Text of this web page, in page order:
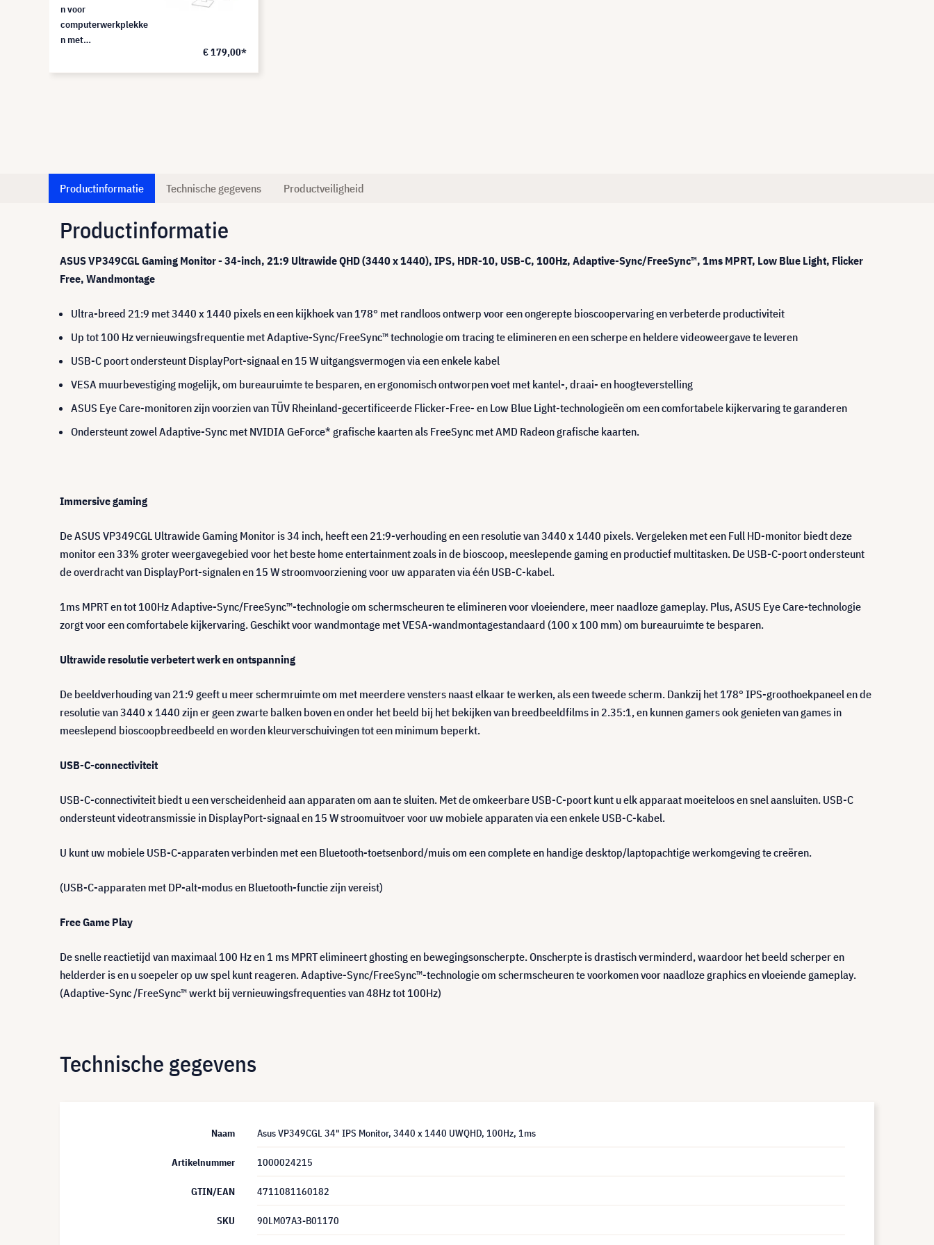
n voor
computerwerkplekke
n met
PF340W2B
€ 179,00*
Productinformatie Technische gegevens Productveiligheid
Productinformatie
ASUS VP349CGL Gaming Monitor - 34-inch, 21:9 Ultrawide QHD (3440 x 1440), IPS, HDR-10, USB-C, 100Hz, Adaptive-Sync/FreeSync™, 1ms MPRT, Low Blue Light, Flicker
Free, Wandmontage
Ultra-breed 21:9 met 3440 x 1440 pixels en een kijkhoek van 178° met randloos ontwerp voor een ongerepte bioscoopervaring en verbeterde productiviteit
Up tot 100 Hz vernieuwingsfrequentie met Adaptive-Sync/FreeSync™ technologie om tracing te elimineren en een scherpe en heldere videoweergave te leveren
USB-C poort ondersteunt DisplayPort-signaal en 15 W uitgangsvermogen via een enkele kabel
VESA muurbevestiging mogelijk, om bureauruimte te besparen, en ergonomisch ontworpen voet met kantel-, draai- en hoogteverstelling
ASUS Eye Care-monitoren zijn voorzien van TÜV Rheinland-gecertificeerde Flicker-Free- en Low Blue Light-technologieën om een comfortabele kijkervaring te garanderen
Ondersteunt zowel Adaptive-Sync met NVIDIA GeForce* grafische kaarten als FreeSync met AMD Radeon grafische kaarten.
Immersive gaming
De ASUS VP349CGL Ultrawide Gaming Monitor is 34 inch, heeft een 21:9-verhouding en een resolutie van 3440 x 1440 pixels. Vergeleken met een Full HD-monitor biedt deze
monitor een 33% groter weergavegebied voor het beste home entertainment zoals in de bioscoop, meeslepende gaming en productief multitasken. De USB-C-poort ondersteunt
de overdracht van DisplayPort-signalen en 15 W stroomvoorziening voor uw apparaten via één USB-C-kabel.
1ms MPRT en tot 100Hz Adaptive-Sync/FreeSync™-technologie om schermscheuren te elimineren voor vloeiendere, meer naadloze gameplay. Plus, ASUS Eye Care-technologie
zorgt voor een comfortabele kijkervaring. Geschikt voor wandmontage met VESA-wandmontagestandaard (100 x 100 mm) om bureauruimte te besparen.
Ultrawide resolutie verbetert werk en ontspanning
De beeldverhouding van 21:9 geeft u meer schermruimte om met meerdere vensters naast elkaar te werken, als een tweede scherm. Dankzij het 178° IPS-groothoekpaneel en de
resolutie van 3440 x 1440 zijn er geen zwarte balken boven en onder het beeld bij het bekijken van breedbeeldfilms in 2.35:1, en kunnen gamers ook genieten van games in
meeslepend bioscoopbreedbeeld en worden kleurverschuivingen tot een minimum beperkt.
USB-C-connectiviteit
USB-C-connectiviteit biedt u een verscheidenheid aan apparaten om aan te sluiten. Met de omkeerbare USB-C-poort kunt u elk apparaat moeiteloos en snel aansluiten. USB-C
ondersteunt videotransmissie in DisplayPort-signaal en 15 W stroomuitvoer voor uw mobiele apparaten via een enkele USB-C-kabel.
U kunt uw mobiele USB-C-apparaten verbinden met een Bluetooth-toetsenbord/muis om een complete en handige desktop/laptopachtige werkomgeving te creëren.
(USB-C-apparaten met DP-alt-modus en Bluetooth-functie zijn vereist)
Free Game Play
De snelle reactietijd van maximaal 100 Hz en 1 ms MPRT elimineert ghosting en bewegingsonscherpte. Onscherpte is drastisch verminderd, waardoor het beeld scherper en
helderder is en u soepeler op uw spel kunt reageren. Adaptive-Sync/FreeSync™-technologie om schermscheuren te voorkomen voor naadloze graphics en vloeiende gameplay.
(Adaptive-Sync /FreeSync™ werkt bij vernieuwingsfrequenties van 48Hz tot 100Hz)
Technische gegevens
Naam Asus VP349CGL 34" IPS Monitor, 3440 x 1440 UWQHD, 100Hz, 1ms
Artikelnummer 1000024215
GTIN/EAN 4711081160182
SKU 90LM07A3-B01170